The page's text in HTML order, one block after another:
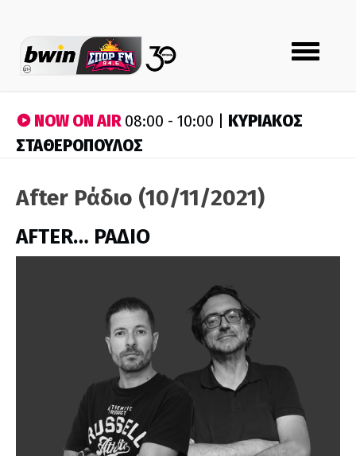
Toggle
navigation
NOW ON AIR08:00 - 10:00 | ΚΥΡΙΑΚΟΣ
ΣΤΑΘΕΡΟΠΟΥΛΟΣ
After Ράδιο (10/11/2021)
AFTER… ΡΑΔΙΟ